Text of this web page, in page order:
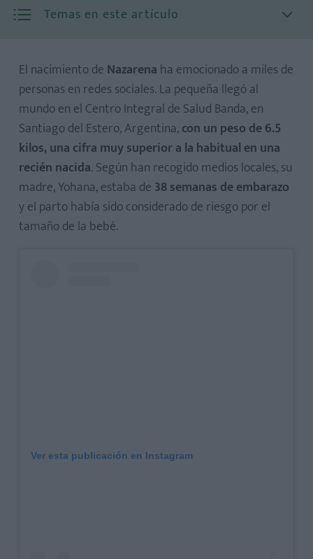
Temas en este artículo
El nacimiento de Nazarena ha emocionado a miles de
personas en redes sociales. La pequeña llegó al
mundo en el Centro Integral de Salud Banda, en
Santiago del Estero, Argentina,con un peso de 6.5
kilos, una cifra muy superior a la habitual en una
recién nacida. Según han recogido medios locales, su
madre, Yohana, estaba de 38 semanas de embarazo
y el parto había sido considerado de riesgo por el
tamaño de la bebé.
Ver esta publicación en Instagram